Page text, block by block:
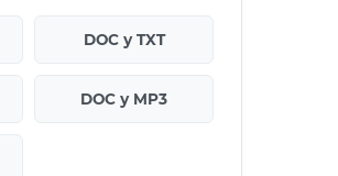
DOC у TXT
DOC у MP3